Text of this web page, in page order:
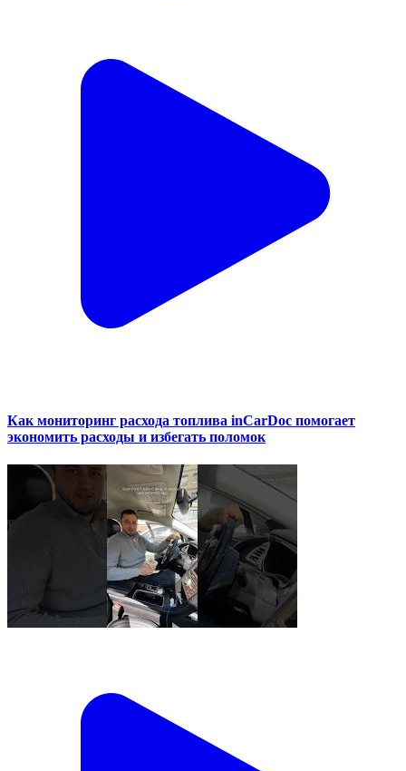
Как мониторинг расхода топлива inCarDoc помогает
экономить расходы и избегать поломок